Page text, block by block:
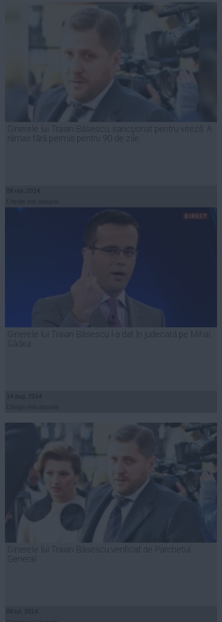
Ginerele lui Traian Băsescu, sancţionat pentru viteză. A
rămas fără permis pentru 90 de zile
08 noi, 2014
Ginerele lui Traian Băsescu l-a dat în judecată pe Mihai
Gâdea
14 aug, 2014
Ginerele lui Traian Băsescu verificat de Parchetul
General
09 iul, 2014